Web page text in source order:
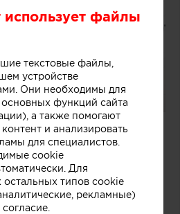
специалисты
и Studio Twocan,
небольшого магазина
в одном из
(Австралия).
использует файлы
текстовые файлы,
устройстве
Они необходимы для
функций сайта
а также помогают
и анализировать
для специалистов.
cookie
Для
остальных типов cookie
рекламные)